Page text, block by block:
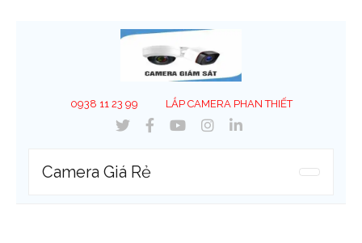
0938 11 23 99 LẮP CAMERA PHAN THIẾT
Camera Giá Rẻ